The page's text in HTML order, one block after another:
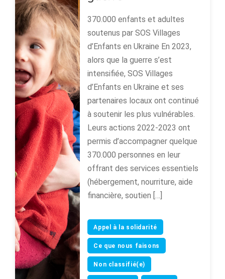
370.000 enfants et adultes
soutenus par SOS Villages
d’Enfants en Ukraine En 2023,
alors que la guerre s’est
intensifiée, SOS Villages
d’Enfants en Ukraine et ses
partenaires locaux ont continué
à soutenir les plus vulnérables.
Leurs actions 2022-2023 ont
permis d’accompagner quelque
370.000 personnes en leur
offrant des services essentiels
(hébergement, nourriture, aide
financière, soutien […]
Appel à la solidarité
Ce que nous faisons
Non classifié(e)